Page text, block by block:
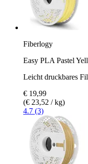
Fiberlogy
Easy PLA Pastel
Leicht druckbares
€ 19,99
(€ 23,52 / kg)
4.7 (3)